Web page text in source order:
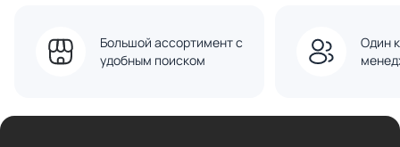
Большой ассортимент с
удобным поиском
Один